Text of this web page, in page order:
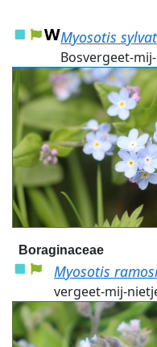
Myosotis
Bosvergeet-
Boraginaceae
Myosotis
vergeet-mij-